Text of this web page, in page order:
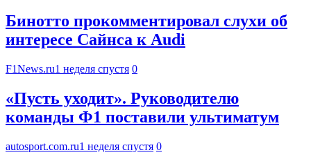
Бинотто прокомментировал слухи об
интересе Сайнса к Audi
F1News.ru1 неделя спустя 0
«Пусть уходит». Руководителю
команды Ф1 поставили ультиматум
autosport.com.ru1 неделя спустя 0